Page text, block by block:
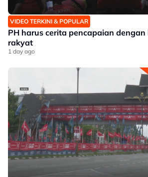
VIDEO TERKINI & POPULAR
PH harus cerita pencapaian
rakyat
1 day ago